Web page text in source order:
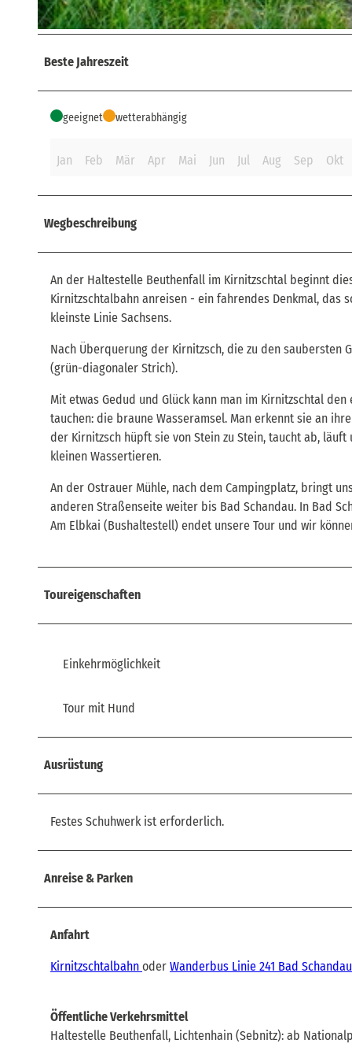
© © Nationalparkverwaltung Sächsische Schweiz
Beste Jahreszeit
geeignet wetterabhängig
Jan Feb Mär Apr Mai Jun Jul Aug Sep Okt
Wegbeschreibung
An der Haltestelle Beuthenfall im Kirnitzschtal beginnt
Kirnitzschtalbahn anreisen - ein fahrendes Denkmal, das
kleinste Linie Sachsens.
Nach Überquerung der Kirnitzsch, die zu den saubersten
(grün-diagonaler Strich).
Mit etwas Gedud und Glück kann man im Kirnitzschtal
tauchen: die braune Wasseramsel. Man erkennt sie an
der Kirnitzsch hüpft sie von Stein zu Stein, taucht ab,
kleinen Wassertieren.
An der Ostrauer Mühle, nach dem Campingplatz, bringt
anderen Straßenseite weiter bis Bad Schandau. In Bad
Am Elbkai (Bushaltestell) endet unsere Tour und wir
Toureigenschaften
Einkehrmöglichkeit
Tour mit Hund
Ausrüstung
Festes Schuhwerk ist erforderlich.
Anreise & Parken
Anfahrt
Kirnitzschtalbahn oder Wanderbus Linie 241 Bad
Öffentliche Verkehrsmittel
Haltestelle Beuthenfall, Lichtenhain (Sebnitz): ab